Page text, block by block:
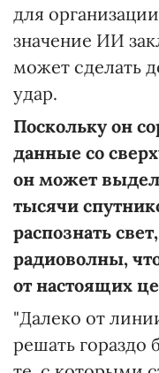
для
значение ИИ
может сделать
удар.
Поскольку он
данные со
он может
тысячи
распознать
радиоволны,
от настоящих
"Далеко от
решать